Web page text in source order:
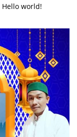
Hello world!